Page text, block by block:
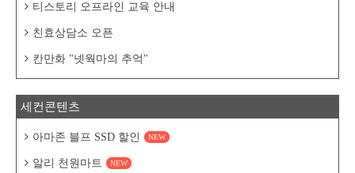
티스토리 오프라인 교육 안내
친효상담소 오픈
칸만화 "넷웍마의 추억"
세컨콘텐츠
아마존 블프 SSD 할인 NEW
알리 천원마트 NEW